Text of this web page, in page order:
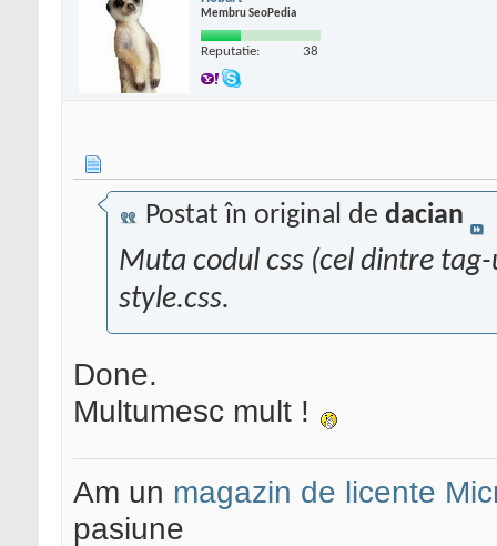
Membru SeoPedia
Reputatie: 38
Postat în original de dacian
Muta codul css (cel dintre
style.css.
Done.
Multumesc mult !
Am un magazin de licente
pasiune